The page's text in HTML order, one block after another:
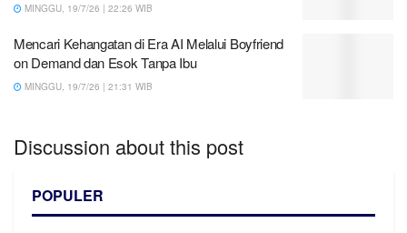
MINGGU, 19/7/26 | 22:26 WIB
Mencari Kehangatan di Era AI Melalui Boyfriend
on Demand dan Esok Tanpa Ibu
MINGGU, 19/7/26 | 21:31 WIB
Discussion about this post
POPULER